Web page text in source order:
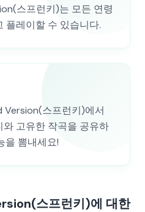
스프런키)는 모든 연령
플레이할 수 있습니다.
Version(스프런키)에서
와 고유한 작곡을 공유하
을 뽐내세요!
스프런키)에 대한